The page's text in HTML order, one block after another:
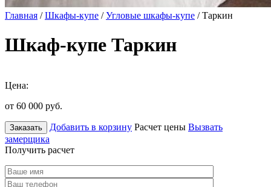
Главная /Шкафы-купе /Угловые шкафы-купе / Таркин
Шкаф-купе Таркин
Цена:
от 60 000 руб.
Заказать Добавить в корзину Расчет цены Вызвать
замерщика
Получить расчет